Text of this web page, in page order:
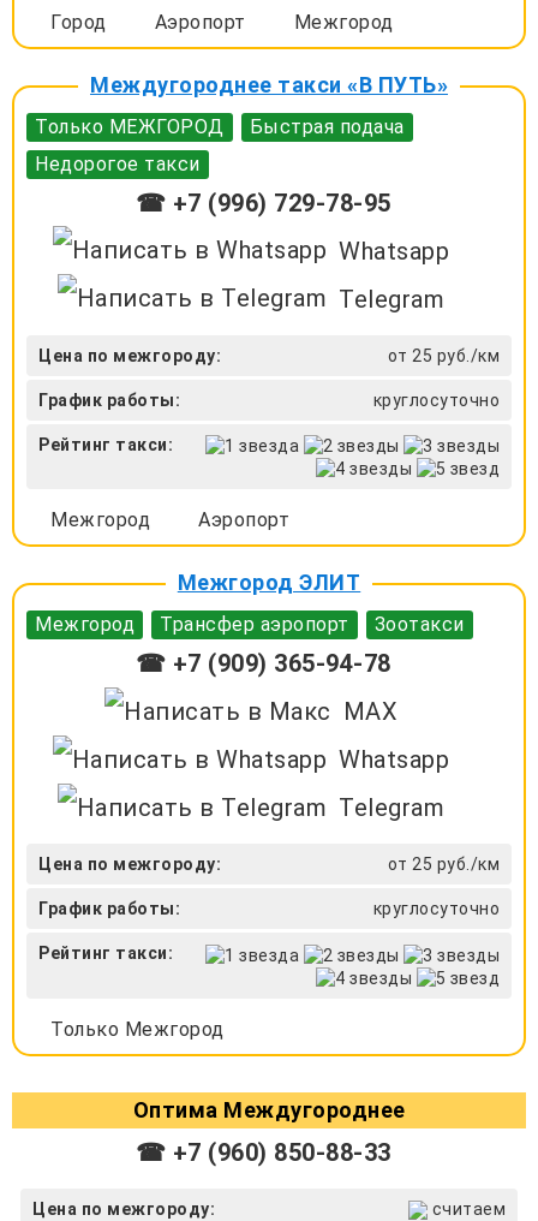
Город Аэропорт Межгород
Междугороднее такси «В ПУТЬ»
Только МЕЖГОРОД
Быстрая подача
Недорогое такси
☎ +7 (996) 729-78-95
Whatsapp
Telegram
Цена по межгороду: от 25 руб./км
График работы: круглосуточно
Рейтинг такси:
Межгород Аэропорт
Межгород ЭЛИТ
Межгород Трансфер аэропорт Зоотакси
☎ +7 (909) 365-94-78
MAX
Whatsapp
Telegram
Цена по межгороду: от 25 руб./км
График работы: круглосуточно
Рейтинг такси:
Только Межгород
Оптима Междугороднее
☎ +7 (960) 850-88-33
Цена по межгороду: считаем